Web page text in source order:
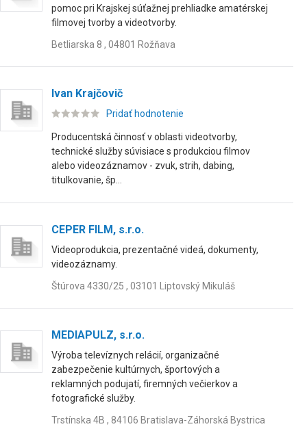
pomoc pri Krajskej súťažnej prehliadke amatérskej
filmovej tvorby a videotvorby.
Betliarska 8 , 04801 Rožňava
Ivan Krajčovič
Pridať hodnotenie
Producentská činnosť v oblasti videotvorby,
technické služby súvisiace s produkciou filmov
alebo videozáznamov - zvuk, strih, dabing,
titulkovanie, šp...
CEPER FILM, s.r.o.
Videoprodukcia, prezentačné videá, dokumenty,
videozáznamy.
Štúrova 4330/25 , 03101 Liptovský Mikuláš
MEDIAPULZ, s.r.o.
Výroba televíznych relácií, organizačné
zabezpečenie kultúrnych, športových a
reklamných podujatí, firemných večierkov a
fotografické služby.
Trstínska 4B , 84106 Bratislava-Záhorská Bystrica